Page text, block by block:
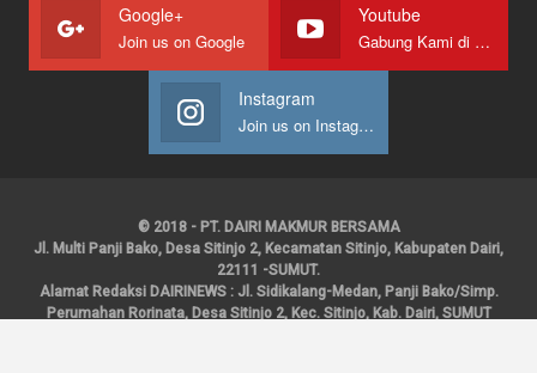
Google+
Join us on Google
Youtube
Gabung Kami di Youtube
Instagram
Join us on Instagram
© 2018 - PT. DAIRI MAKMUR BERSAMA
Jl. Multi Panji Bako, Desa Sitinjo 2, Kecamatan Sitinjo, Kabupaten Dairi,
22111 -SUMUT.
Alamat Redaksi DAIRINEWS : Jl. Sidikalang-Medan, Panji Bako/Simp.
Perumahan Rorinata, Desa Sitinjo 2, Kec. Sitinjo, Kab. Dairi, SUMUT